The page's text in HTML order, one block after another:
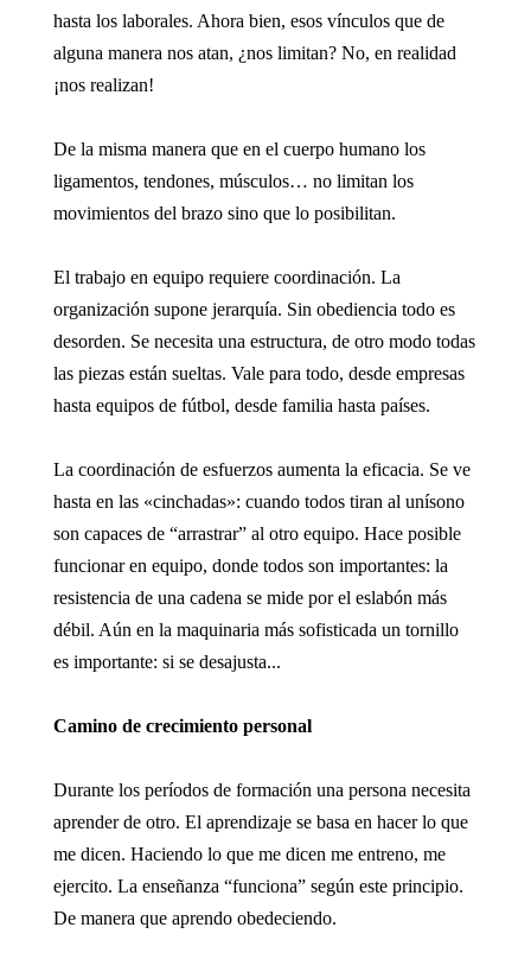
hasta los laborales. Ahora bien, esos vínculos que de
alguna manera nos atan, ¿nos limitan? No, en realidad
¡nos realizan!
De la misma manera que en el cuerpo humano los
ligamentos, tendones, músculos… no limitan los
movimientos del brazo sino que lo posibilitan.
El trabajo en equipo requiere coordinación. La
organización supone jerarquía. Sin obediencia todo es
desorden. Se necesita una estructura, de otro modo todas
las piezas están sueltas. Vale para todo, desde empresas
hasta equipos de fútbol, desde familia hasta países.
La coordinación de esfuerzos aumenta la eficacia. Se ve
hasta en las «cinchadas»: cuando todos tiran al unísono
son capaces de “arrastrar” al otro equipo. Hace posible
funcionar en equipo, donde todos son importantes: la
resistencia de una cadena se mide por el eslabón más
débil. Aún en la maquinaria más sofisticada un tornillo
es importante: si se desajusta...
Camino de crecimiento personal
Durante los períodos de formación una persona necesita
aprender de otro. El aprendizaje se basa en hacer lo que
me dicen. Haciendo lo que me dicen me entreno, me
ejercito. La enseñanza “funciona” según este principio.
De manera que aprendo obedeciendo.